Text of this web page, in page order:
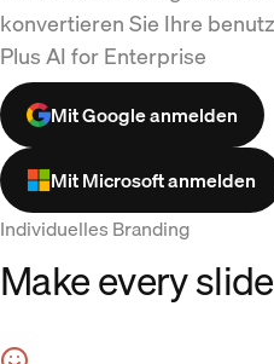
konvertieren Sie Ihre
Plus AI for Enterprise
Mit Google anmelden
Mit Microsoft anmelden
Individuelles Branding
Make every